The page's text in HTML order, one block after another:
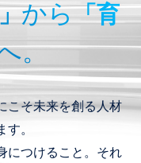
から「育
。
こそ未来を創る人材
。
につけること。それ